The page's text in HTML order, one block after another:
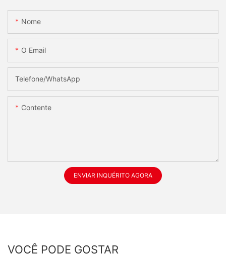
Nome
O Email
Telefone/whatsApp
Contente
ENVIAR INQUÉRITO AGORA
VOCÊ PODE GOSTAR